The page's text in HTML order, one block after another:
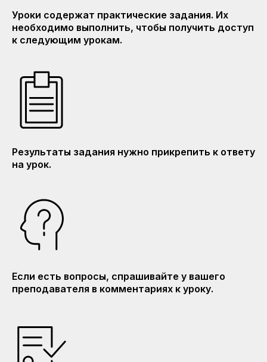
Уроки содержат практические задания. Их
необходимо выполнить, чтобы получить доступ
к следующим урокам.
Результаты задания нужно прикрепить к ответу
на урок.
Если есть вопросы, спрашивайте у вашего
преподавателя в комментариях к уроку.